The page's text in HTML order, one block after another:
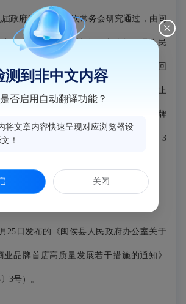
政府2025年第18次常务会研究通过，由闽
正式印发《若干措施》，并在闽侯县人民
期为三年，现考虑到高新区社会性事务回
县政策的统一性，县商务局建议先行废止
政府办公室关于印发闽侯县促进商业品牌
干措施的通知》（侯政办规〔2025〕3
日发布的《闽侯县人民政府办公室关于
业品牌首店高质量发展若干措施的通知》
3号）。
测到非中文内容
是否启用自动翻译功能？
将文章内容快速呈现对应浏览器设
！
关闭